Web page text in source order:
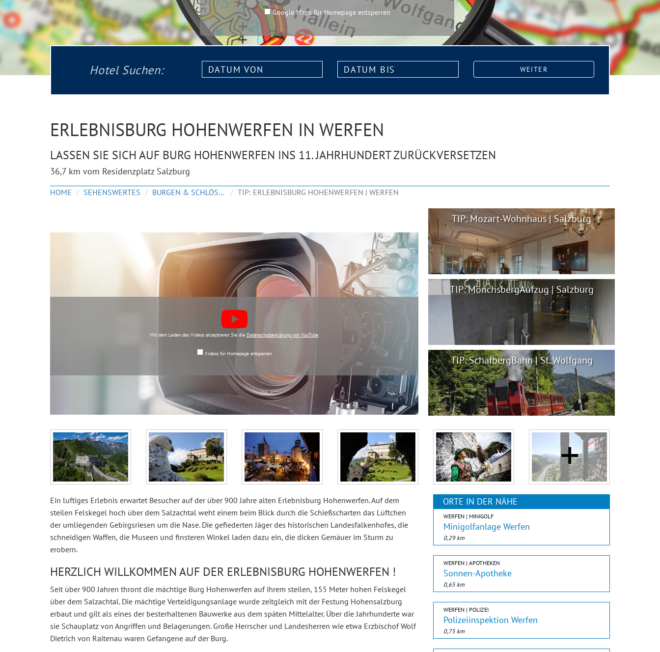
Google Maps für Homepage entsperren
Hotel Suchen:
Datum
von:
Datum
bis:
WEITER
ERLEBNISBURG HOHENWERFEN IN WERFEN
LASSEN SIE SICH AUF BURG HOHENWERFEN INS 11. JAHRHUNDERT ZURÜCKVERSETZEN
36,7 km vom Residenzplatz Salzburg
HOME SEHENSWERTES BURGEN & SCHLÖSSER TIP: ERLEBNISBURG HOHENWERFEN | WERFEN
Mit dem Laden des Videos akzeptieren Sie die Datenschutzerklärung von YouTube.
Videos für Homepage entsperren
TIP: Mozart-Wohnhaus | Salzburg
TIP: MönchsbergAufzug | Salzburg
TIP: SchafbergBahn | St. Wolfgang
Ein luftiges Erlebnis erwartet Besucher auf der über 900 Jahre alten Erlebnisburg Hohenwerfen. Auf dem
steilen Felskegel hoch über dem Salzachtal weht einem beim Blick durch die Schießscharten das Lüftchen
der umliegenden Gebirgsriesen um die Nase. Die gefiederten Jäger des historischen Landesfalkenhofes, die
schneidigen Waffen, die Museen und finsteren Winkel laden dazu ein, die dicken Gemäuer im Sturm zu
erobern.
HERZLICH WILLKOMMEN AUF DER ERLEBNISBURG HOHENWERFEN !
Seit über 900 Jahren thront die mächtige Burg Hohenwerfen auf ihrem steilen, 155 Meter hohen Felskegel
über dem Salzachtal. Die mächtige Verteidigungsanlage wurde zeitgleich mit der Festung Hohensalzburg
erbaut und gilt als eines der besterhaltenen Bauwerke aus dem späten Mittelalter. Über die Jahrhunderte war
sie Schauplatz von Angriffen und Belagerungen. Große Herrscher und Landesherren wie etwa Erzbischof Wolf
Dietrich von Raitenau waren Gefangene auf der Burg.
ORTE IN DER NÄHE
WERFEN | MINIGOLF
Minigolfanlage Werfen
0,29 km
WERFEN | APOTHEKEN
Sonnen-Apotheke
0,65 km
WERFEN | POLIZEI
Polizeiinspektion Werfen
0,75 km